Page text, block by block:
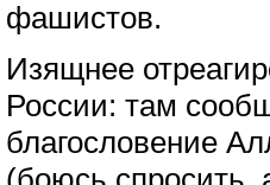
фашистов.
Изящнее
России: там
благословение